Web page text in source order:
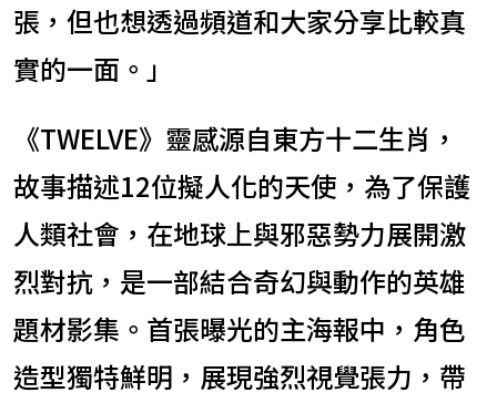
張，但也想透過頻道和大家分享比較真
實的一面。」
《TWELVE》靈感源自東方十二生肖，
故事描述12位擬人化的天使，為了保護
人類社會，在地球上與邪惡勢力展開激
烈對抗，是一部結合奇幻與動作的英雄
題材影集。首張曝光的主海報中，角色
造型獨特鮮明，展現強烈視覺張力，帶